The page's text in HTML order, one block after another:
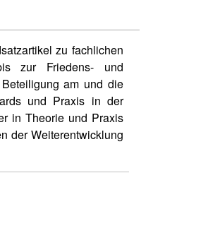
zu fachlichen
zur Friedens- und
am und die
und Praxis in der
in Theorie und Praxis
der Weiterentwicklung